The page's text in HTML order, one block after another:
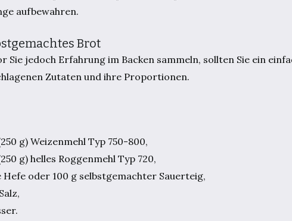
aufbewahren.
Brot
Sie jedoch Erfahrung im Backen sammeln, sollten Sie ein
Zutaten und ihre Proportionen.
g) Weizenmehl Typ 750-800,
g) helles Roggenmehl Typ 720,
Hefe oder 100 g selbstgemachter Sauerteig,